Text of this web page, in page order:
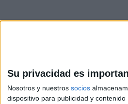
Su privacidad es
Nosotros y nuestros socios
dispositivo para publicidad y